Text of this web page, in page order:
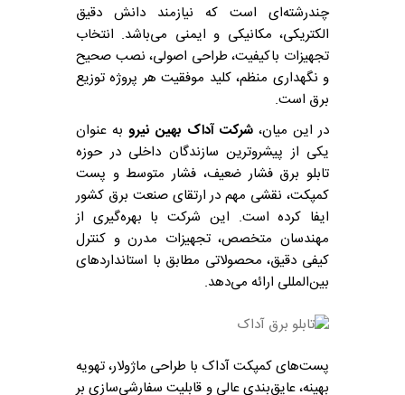
چندرشته‌ای است که نیازمند دانش دقیق
الکتریکی، مکانیکی و ایمنی می‌باشد. انتخاب
تجهیزات باکیفیت، طراحی اصولی، نصب صحیح
و نگهداری منظم، کلید موفقیت هر پروژه توزیع
برق است.
در این میان، شرکت آداک بهین نیرو به عنوان
یکی از پیشروترین سازندگان داخلی در حوزه
تابلو برق فشار ضعیف، فشار متوسط و پست
کمپکت، نقشی مهم در ارتقای صنعت برق کشور
ایفا کرده است. این شرکت با بهره‌گیری از
مهندسان متخصص، تجهیزات مدرن و کنترل
کیفی دقیق، محصولاتی مطابق با استانداردهای
بین‌المللی ارائه می‌دهد.
پست‌های کمپکت آداک با طراحی ماژولار، تهویه
بهینه، عایق‌بندی عالی و قابلیت سفارشی‌سازی بر